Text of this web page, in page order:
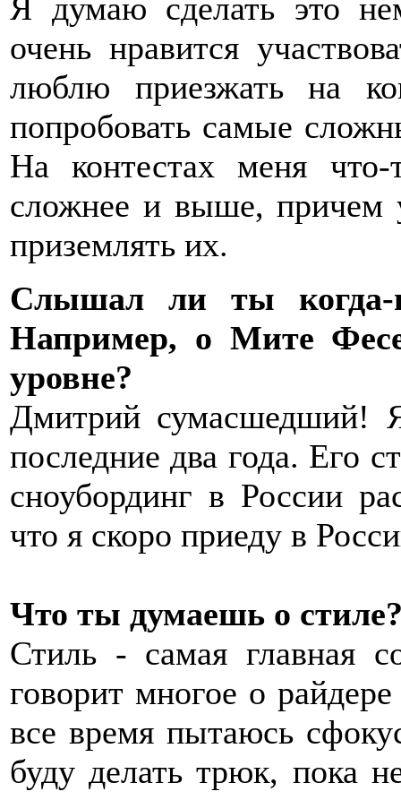
Я думаю сделать это
очень нравится
люблю приезжать на
попробовать самые
На контестах меня что-
сложнее и выше, причем
приземлять их.
Слышал ли ты когда-
Например, о Мите
уровне?
Дмитрий сумасшедший!
последние два года. Его
сноубординг в России
что я скоро приеду в
Что ты думаешь о
Стиль - самая главная
говорит многое о
все время пытаюсь
буду делать трюк, пока